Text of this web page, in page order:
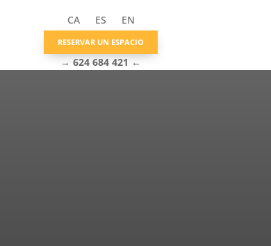
CA ES EN
RESERVAR UN ESPACIO
→624 684 421 ←